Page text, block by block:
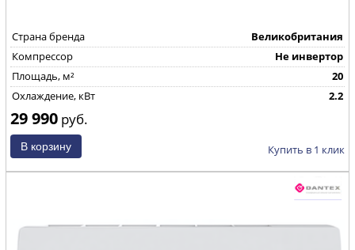
Страна бренда
Великобритания
Компрессор
Не инвертор
Площадь, м²
20
Охлаждение, кВт
2.2
29 990 руб.
Купить в 1 клик